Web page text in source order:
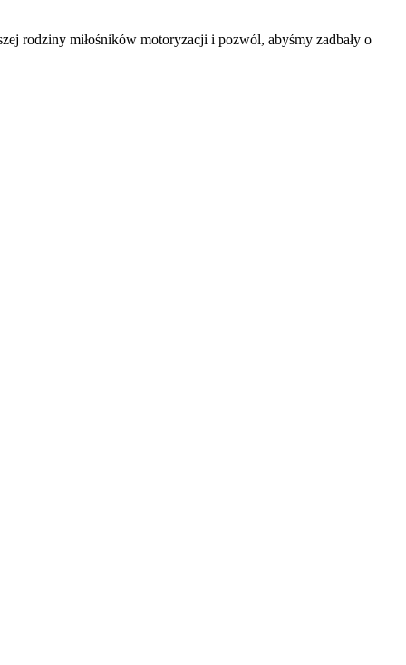
rodziny miłośników motoryzacji i pozwól, abyśmy zadbały o